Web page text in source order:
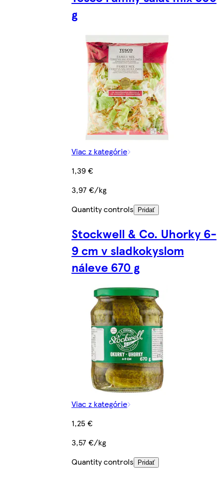
g
Viac z kategórie
1,39 €
3,97 €/kg
Quantity controls
Pridať
Stockwell & Co. Uhorky 6-
9 cm v sladkokyslom
náleve 670 g
Viac z kategórie
1,25 €
3,57 €/kg
Quantity controls
Pridať